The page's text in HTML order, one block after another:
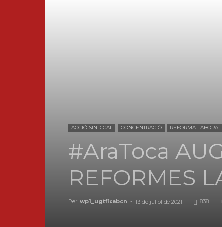
ACCIÓ SINDICAL CONCENTRACIÓ REFORMA LABORAL
#AraToca
REFORMES
Per wp1_ugtficabcn - 13 de juliol de 2021 838